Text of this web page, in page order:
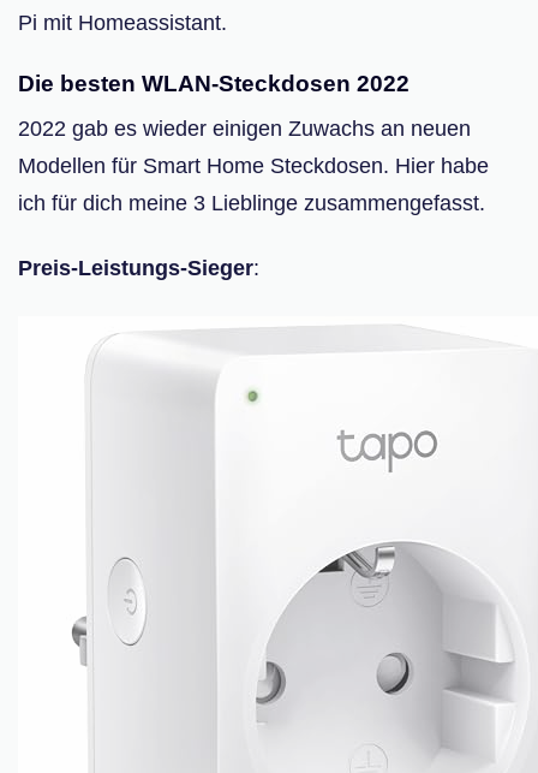
Pi mit Homeassistant.
Die besten WLAN-Steckdosen 2022
2022 gab es wieder einigen Zuwachs an neuen
Modellen für Smart Home Steckdosen. Hier habe
ich für dich meine 3 Lieblinge zusammengefasst.
Preis-Leistungs-Sieger: